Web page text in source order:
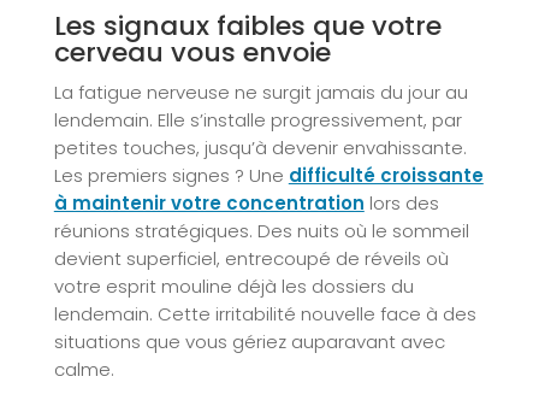
Les signaux faibles que votre
cerveau vous envoie
La fatigue nerveuse ne surgit jamais du jour au
lendemain. Elle s’installe progressivement, par
petites touches, jusqu’à devenir envahissante.
Les premiers signes ? Une difficulté croissante
à maintenir votre concentration lors des
réunions stratégiques. Des nuits où le sommeil
devient superficiel, entrecoupé de réveils où
votre esprit mouline déjà les dossiers du
lendemain. Cette irritabilité nouvelle face à des
situations que vous gériez auparavant avec
calme.